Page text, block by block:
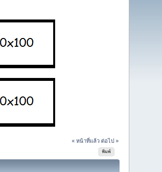
« หน้าที่แล้ว ต่อไป »
พิมพ์